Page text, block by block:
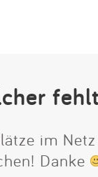
im
Danke